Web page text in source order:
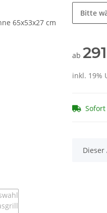
Bitte
ab
inkl. 19%
x